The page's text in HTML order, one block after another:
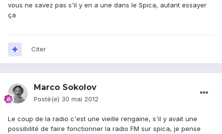
vous ne savez pas s'il y en a une dans le Spica, autant essayer
ça
Citer
Marco Sokolov
Posté(e) 30 mai 2012
Le coup de la radio c'est une vieille rengaine, s'il y avait une
possibilité de faire fonctionner la radio FM sur spica, je pense